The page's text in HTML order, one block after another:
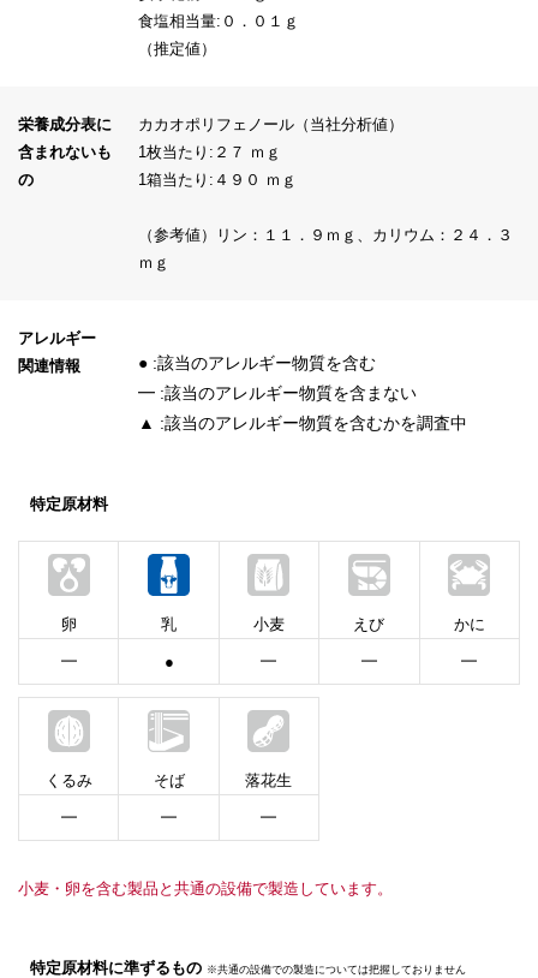
食塩相当量:０．０１ｇ
（推定値）
栄養成分表に
含まれないも
の
カカオポリフェノール（当社分析値）
1枚当たり:２７ ｍｇ
1箱当たり:４９０ ｍｇ
（参考値）リン：１１．９ｍｇ、カリウム：２４．３
ｍｇ
アレルギー
関連情報
● :該当のアレルギー物質を含む
━ :該当のアレルギー物質を含まない
▲ :該当のアレルギー物質を含むかを調査中
特定原材料
卵
━
乳
●
小麦
━
えび
━
かに
━
くるみ
━
そば
━
落花生
━
小麦・卵を含む製品と共通の設備で製造しています。
特定原材料に準ずるもの ※共通の設備での製造については把握しておりません